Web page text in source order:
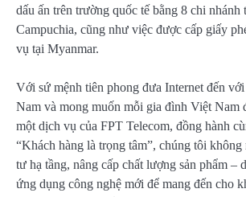
dấu ấn trên trường quốc tế bằng 8 chi nhánh
Campuchia, cũng như việc được cấp giấy
vụ tại Myanmar.
Với sứ mệnh tiên phong đưa Internet đến
Nam và mong muốn mỗi gia đình Việt Nam
một dịch vụ của FPT Telecom, đồng hành
“Khách hàng là trọng tâm”, chúng tôi
tư hạ tầng, nâng cấp chất lượng sản phẩm –
ứng dụng công nghệ mới để mang đến cho